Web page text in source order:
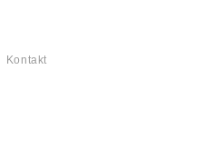
Kontakt